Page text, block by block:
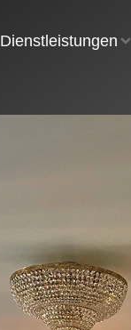
Dienstleistungen